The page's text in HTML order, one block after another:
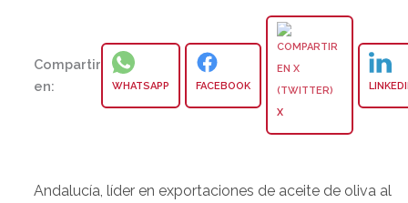
Compartir
en:
WHATSAPP FACEBOOK
X
Andalucía, líder en exportaciones de aceite de oliva al